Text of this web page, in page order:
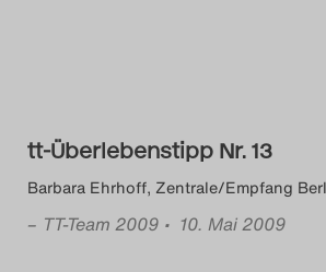
2018
Das
2019
tt-Überlebenstipp Nr. 13
Barbara Ehrhoff, Zentrale/Empfang
– TT-Team 2009 • 10. Mai 2009